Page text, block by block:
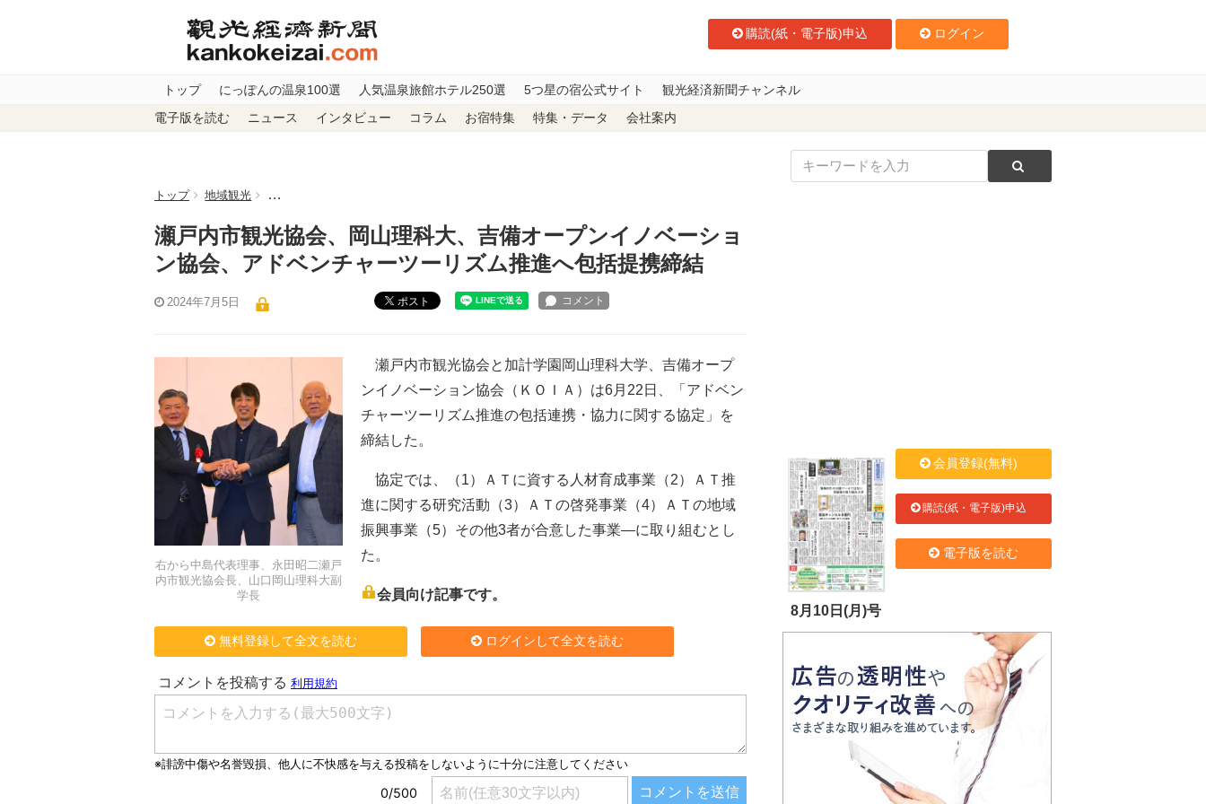
購読(紙・電子版)申込 ログイン
トップ にっぽんの温泉100選 人気温泉旅館ホテル250選 5つ星の宿公式サイト 観光経済新聞チャンネル
電子版を読む ニュース インタビュー コラム お宿特集 特集・データ 会社案内
トップ 地域観光 瀬戸内市観光協会、岡山理科大、吉備オープンイノベーション協会、アドベンチャーツーリズム推進へ包括提携締結
瀬戸内市観光協会、岡山理科大、吉備オープンイノベーショ
ン協会、アドベンチャーツーリズム推進へ包括提携締結
2024年7月5日 ポスト
右から中島代表理事、永田昭二瀬戸
内市観光協会長、山口岡山理科大副
学長
瀬戸内市観光協会と加計学園岡山理科大学、吉備オープ
ンイノベーション協会（ＫＯＩＡ）は6月22日、「アドベン
チャーツーリズム推進の包括連携・協力に関する協定」を
締結した。
協定では、（1）ＡＴに資する人材育成事業（2）ＡＴ推
進に関する研究活動（3）ＡＴの啓発事業（4）ＡＴの地域
振興事業（5）その他3者が合意した事業―に取り組むとし
た。
会員向け記事です。
無料登録して全文を読む ログインして全文を読む
8月10日(月)号
会員登録(無料)
購読(紙・電子版)申込
電子版を読む